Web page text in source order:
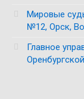
Мировые
№12, Орск,
Главное